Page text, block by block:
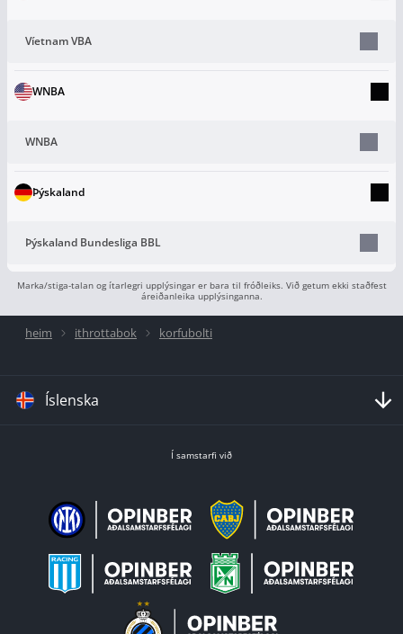
Víetnam VBA
WNBA
WNBA
Þýskaland
Þýskaland Bundesliga BBL
Marka/stiga-talan og ítarlegri upplýsingar er bara til fróðleiks. Við getum ekki staðfest
áreiðanleika upplýsinganna.
heim ithrottabok korfubolti
Íslenska
Í samstarfi við